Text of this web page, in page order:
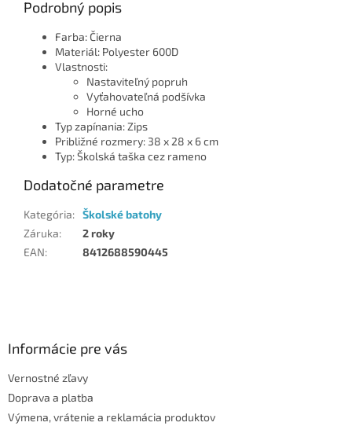
Podrobný popis
Farba: Čierna
Materiál: Polyester 600D
Vlastnosti:
Nastaviteľný popruh
Vyťahovateľná podšívka
Horné ucho
Typ zapínania: Zips
Približné rozmery: 38 x 28 x 6 cm
Typ: Školská taška cez rameno
Dodatočné parametre
Kategória: Školské batohy
Záruka:
2 roky
EAN: 8412688590445
Informácie pre vás
Vernostné zľavy
Doprava a platba
Výmena, vrátenie a reklamácia produktov